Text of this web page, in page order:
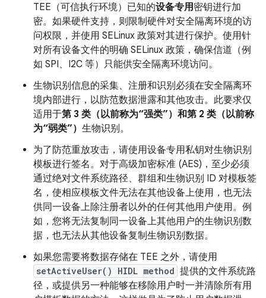
TEE（可信执行环境）已知的设备专用密钥进行加
密。如果硬件支持，则限制硬件对安全隔离环境的访
问权限，并使用 SELinux 政策对其进行保护。使用针
对所有设备文件的明确 SELinux 政策，确保信道（例
如 SPI、I2C 等）只能供安全隔离环境访问。
生物识别信息的采集、注册和识别必须在安全隔离环
境内部进行，以防范数据泄露和其他攻击。此要求仅
适用于第 3 类（以前称为“强类”）和第 2 类（以前称
为“弱类”） 生物识别。
为了防范重放攻击，请使用设备专用私钥对生物识别
模板进行签名。对于高级加密标准 (AES)，至少必须
通过绝对文件系统路径、群组和生物识别 ID 对模板签
名，使相应模板文件无法在其他设备上使用，也无法
供同一设备上除注册者以外的任何其他用户使用。例
如，您将无法复制同一设备上其他用户的生物识别数
据，也无法从其他设备复制生物识别数据。
如果您需要将数据存储在 TEE 之外，请使用
setActiveUser() HIDL method 提供的文件系统路
径，或提供另一种能够在移除用户时一并清除所有用